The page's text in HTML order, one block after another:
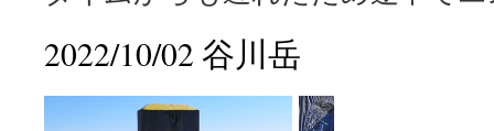
2022/10/02 谷川岳